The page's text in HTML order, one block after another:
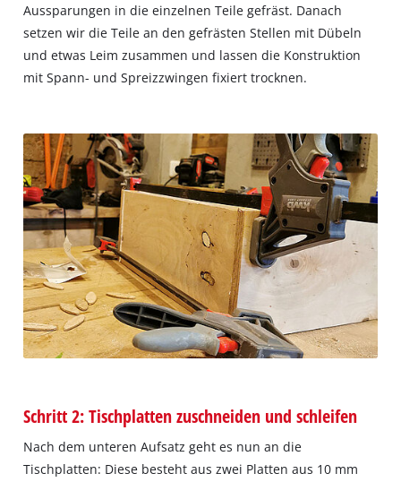
Aussparungen in die einzelnen Teile gefräst. Danach
setzen wir die Teile an den gefrästen Stellen mit Dübeln
und etwas Leim zusammen und lassen die Konstruktion
mit Spann- und Spreizzwingen fixiert trocknen.
Schritt 2: Tischplatten zuschneiden und schleifen
Nach dem unteren Aufsatz geht es nun an die
Tischplatten: Diese besteht aus zwei Platten aus 10 mm